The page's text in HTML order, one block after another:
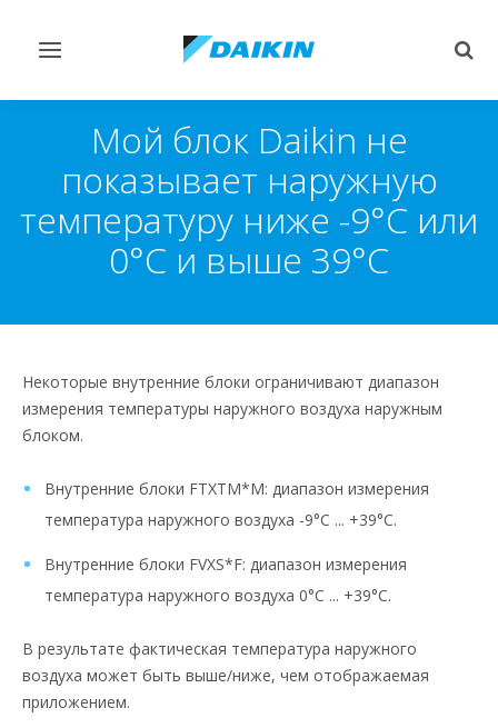
Переключить
Мой блок Daikin не
показывает наружную
температуру ниже -9°C или
0°C и выше 39°C
Некоторые внутренние блоки ограничивают диапазон
измерения температуры наружного воздуха наружным
блоком.
Внутренние блоки FTXTM*M: диапазон измерения
температура наружного воздуха -9°C ... +39°C.
Внутренние блоки FVXS*F: диапазон измерения
температура наружного воздуха 0°C ... +39°C.
В результате фактическая температура наружного
воздуха может быть выше/ниже, чем отображаемая
приложением.